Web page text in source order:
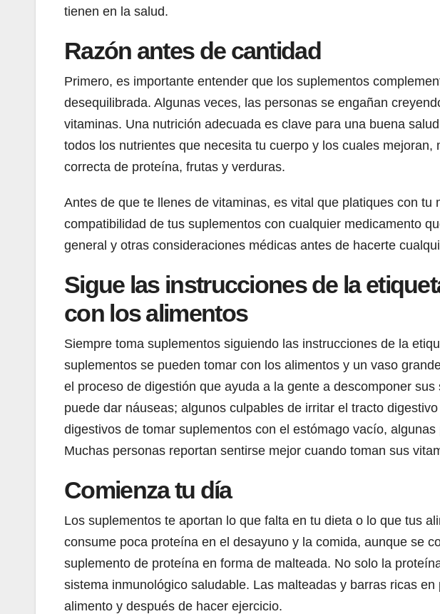
tienen en la salud.
Razón antes de cantidad
Primero, es importante entender que los suplementos
desequilibrada. Algunas veces, las personas se engañan
vitaminas. Una nutrición adecuada es clave para una buena
todos los nutrientes que necesita tu cuerpo y los cuales
correcta de proteína, frutas y verduras.
Antes de que te llenes de vitaminas, es vital que platiques con
compatibilidad de tus suplementos con cualquier medicamento
general y otras consideraciones médicas antes de hacerte
Sigue las instrucciones de la
con los alimentos
Siempre toma suplementos siguiendo las instrucciones de la
suplementos se pueden tomar con los alimentos y un vaso
el proceso de digestión que ayuda a la gente a descomponer
puede dar náuseas; algunos culpables de irritar el tracto
digestivos de tomar suplementos con el estómago vacío,
Muchas personas reportan sentirse mejor cuando toman sus
Comienza tu día
Los suplementos te aportan lo que falta en tu dieta o lo que tus
consume poca proteína en el desayuno y la comida, aunque se
suplemento de proteína en forma de malteada. No solo la
sistema inmunológico saludable. Las malteadas y barras ricas
alimento y después de hacer ejercicio.